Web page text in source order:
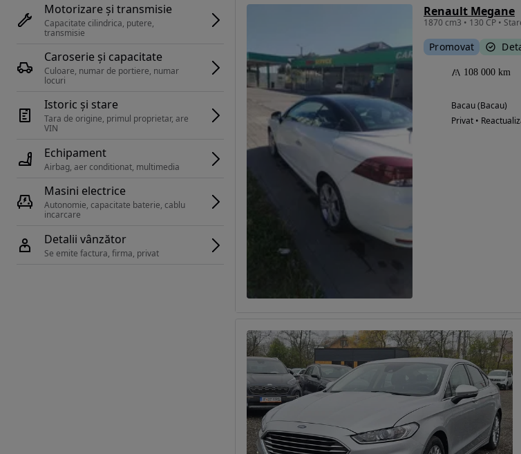
Motorizare și transmisie
Capacitate cilindrica, putere,
transmisie
Caroserie și capacitate
Culoare, numar de portiere, numar
locuri
Istoric și stare
Tara de origine, primul proprietar, are
Echipament
Airbag, aer conditionat, multimedia
Masini electrice
Autonomie, capacitate baterie, cablu
Detalii vânzător
Se emite factura, firma, privat
Renault Megane
1870 cm3 • 130 CP •
Promovat
108 000 km
Bacau (Bacau)
Privat •